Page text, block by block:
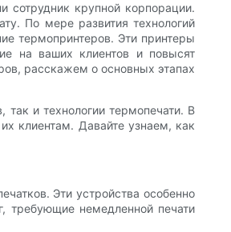
сотрудник крупной корпорации.
По мере развития технологий
термопринтеров. Эти принтеры
на ваших клиентов и повысят
расскажем о основных этапах
и технологии термопечати. ​​В
клиентам. Давайте узнаем, как
Эти устройства особенно
требующие немедленной печати